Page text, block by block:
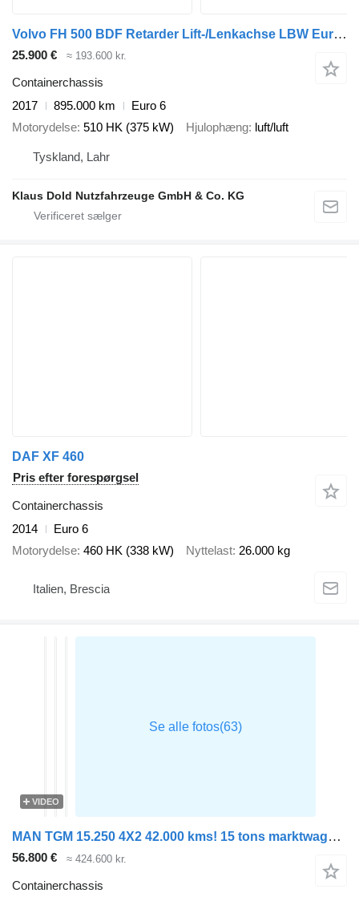
Volvo FH 500 BDF Retarder Lift-/Lenkachse LBW Euro 6
25.900 € ≈ 193.600 kr.
Containerchassis
2017
895.000 km
Euro 6
Motorydelse 510 HK (375 kW) Hjulophæng luft/luft
Tyskland, Lahr
Klaus Dold Nutzfahrzeuge GmbH & Co. KG
DAF XF 460
Pris efter forespørgsel
Containerchassis
2014
Euro 6
Motorydelse 460 HK (338 kW) Nyttelast 26.000 kg
Italien, Brescia
VIDEO
MAN TGM 15.250 4X2 42.000 kms! 15 tons marktwagen BDF Automatic Full
56.800 € ≈ 424.600 kr.
Containerchassis